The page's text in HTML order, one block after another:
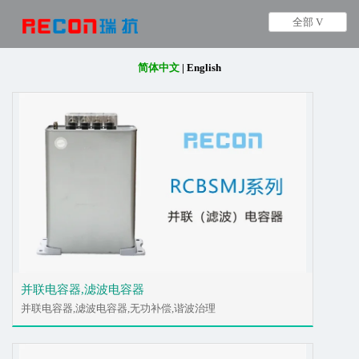
并联电容器,滤波电容器
并联电容器,滤波电容器,无功补偿,谐波治理
全部 V
简体中文 | English